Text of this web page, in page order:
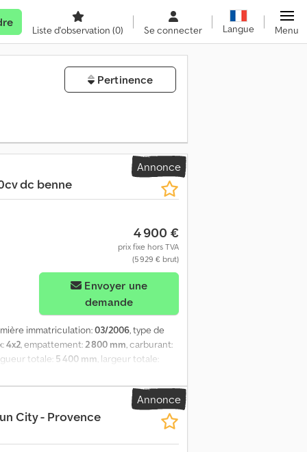
Liste d'observation (0) Se connecter Langue Menu
Pertinence
Annonce
dc benne
4 900 €
prix fixe hors TVA
(5 929 € brut)
demande
immatriculation:03/2006, type de
4x2, empattement:2 800 mm, carburant:
totale: 5 400 mm, largeur totale:
et accessoires supplémentaires = -
des pneus : 185/75R16C Freins :
; profondeur des sculptures des
Crsdpfx Akjzrbbks Uof Essieu arrière :
mm ; profondeur des sculptures des
Annonce
City - Provence